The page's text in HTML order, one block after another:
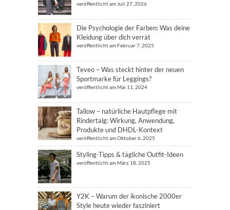
veröffentlicht am Juli 27, 2026
Die Psychologie der Farben: Was deine
Kleidung über dich verrät
veröffentlicht am Februar 7, 2025
Teveo – Was steckt hinter der neuen
Sportmarke für Leggings?
veröffentlicht am Mai 11, 2024
Tallow – natürliche Hautpflege mit
Rindertalg: Wirkung, Anwendung,
Produkte und DHDL-Kontext
veröffentlicht am Oktober 6, 2025
Styling-Tipps & tägliche Outfit-Ideen
veröffentlicht am März 18, 2025
Y2K – Warum der ikonische 2000er
Style heute wieder fasziniert